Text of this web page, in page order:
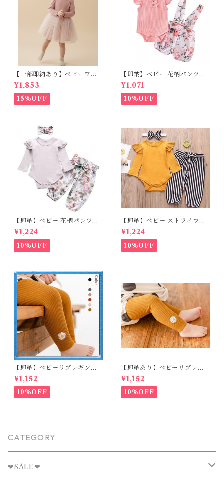
セックス 80 90
100 110 120 13
【一部即納あり】ベビーワン
ピース 星柄ラメ チュール ベビ
ー服 写真撮影 子供服 フリル
チュール 女の子 秋冬 春服 セ
レモニードレス 新生児 お宮参
0 80 90 100 110cm
¥1,853
15%OFF
【即納】ベビー 花柄パンツ&
フリルロンパースset＋ヘッド
バンド 3点セット☆女の子 フ
ェミニン 90㎝
¥1,071
10%OFF
【即納】ベビー 花柄パンツ&
ロンパースset＋ヘッドバンド
3点セット☆女の子 フェミニン
80cm
¥1,224
10%OFF
【即納】ベビー ストライプパ
ンツ&フリルロンパースset＋
ヘッドバンド 3点セット☆女の
子 マニッシュ 80㎝
¥1,224
10%OFF
【即納】ベビーリブレギンス
キッズレギンス リブレギンス
花柄 フラワー刺繍 ナチュラル
90~102cm
¥1,152
10%OFF
【即納あり】ベビーリブレギ
ンス キッズレギンス リブレギ
ンス 花柄 フラワー刺繍 ナチュ
ラル 65~80cm
¥1,152
10%OFF
CATEGORY
❤︎SALE❤︎